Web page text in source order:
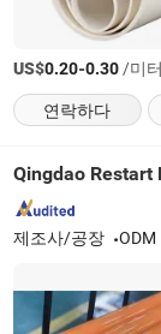
US$0.20-0.30/미터
연락하다
Qingdao Restart
제조사/공장 ODM